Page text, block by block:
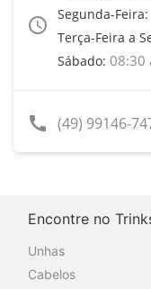
access_time
Segunda-Feira:
Terça-Feira a
Sábado: 08:30
call (49) 99146-
Encontre no
Unhas
Cabelos